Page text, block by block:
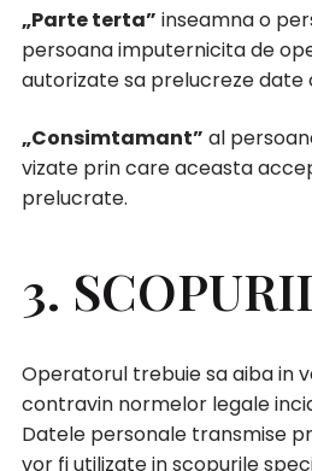
„Parte terta” inseamna o
persoana imputernicita de
autorizate sa prelucreze
„Consimtamant” al
vizate prin care aceasta
prelucrate.
3.
Operatorul trebuie sa aiba in
contravin normelor legale
Datele personale transmise
vor fi utilizate in scopurile